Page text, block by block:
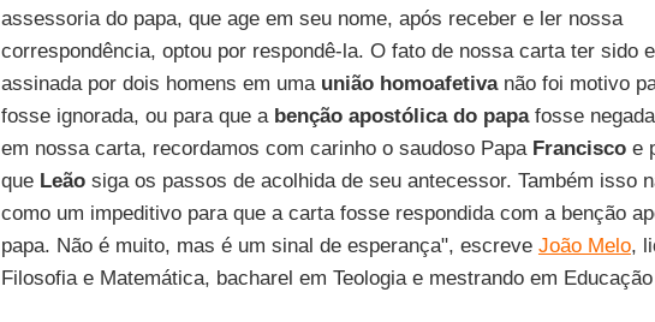
assessoria do papa, que age em seu nome, após receber e ler nossa
correspondência, optou por respondê-la. O fato de nossa carta ter sido
assinada por dois homens em uma união homoafetivanão foi motivo
fosse ignorada, ou para que a benção apostólica do papafosse
em nossa carta, recordamos com carinho o saudoso Papa Francisco e
que Leãosiga os passos de acolhida de seu antecessor. Também isso
como um impeditivo para que a carta fosse respondida com a benção
papa. Não é muito, mas é um sinal de esperança", escreve João Melo,
Filosofia e Matemática, bacharel em Teologia e mestrando em